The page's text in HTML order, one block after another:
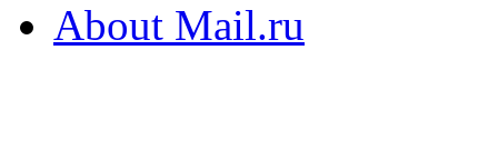
About Mail.ru